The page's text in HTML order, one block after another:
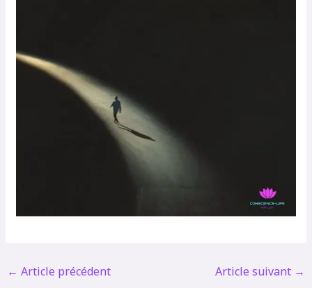
← Article précédent Article suivant →